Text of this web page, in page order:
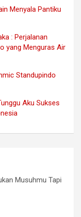
Menyala Pantiku
: Perjalanan
yang Menguras Air
Standupindo
Aku Sukses
Musuhmu Tapi